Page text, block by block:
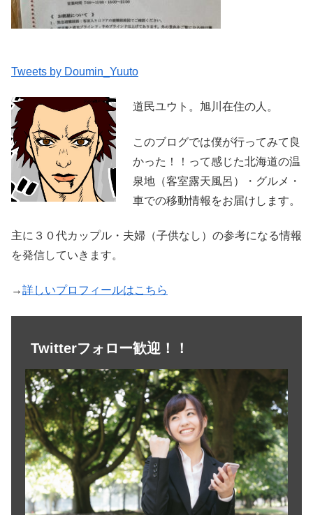
Tweets by Doumin_Yuuto
道民ユウト。旭川在住の人。
このブログでは僕が行ってみて良
かった！！って感じた北海道の温
泉地（客室露天風呂）・グルメ・
車での移動情報をお届けします。
主に３０代カップル・夫婦（子供なし）の参考になる情報
を発信していきます。
→詳しいプロフィールはこちら
Twitterフォロー歓迎！！